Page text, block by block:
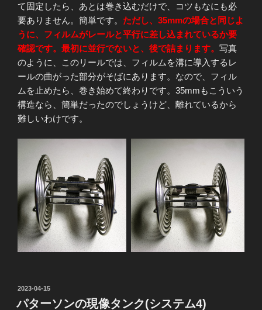
て固定したら、あとは巻き込むだけで、コツもなにも必
要ありません。簡単です。 ただし、35mmの場合と同じよ
うに、フィルムがレールと平行に差し込まれているか要
確認です。最初に並行でないと、後で詰まります。 写真
のように、このリールでは、フィルムを溝に導入するレ
ールの曲がった部分がそばにあります。なので、フィル
ムを止めたら、巻き始めて終わりです。35mmもこういう
構造なら、簡単だったのでしょうけど、離れているから
難しいわけです。
投
2023-04-15
パターソンの現像タンク(システム4)